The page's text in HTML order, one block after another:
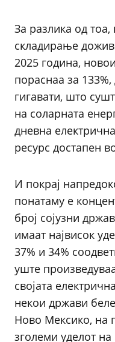
За разлика од тоа,
складирање
2025 година,
пораснаа за 133%,
гигавати, што
на соларната
дневна
ресурс достапен
И покрај
понатаму е
број сојузни
имаат највисок
37% и 34%
уште
својата
некои држави
Ново Мексико, на
зголеми уделот на